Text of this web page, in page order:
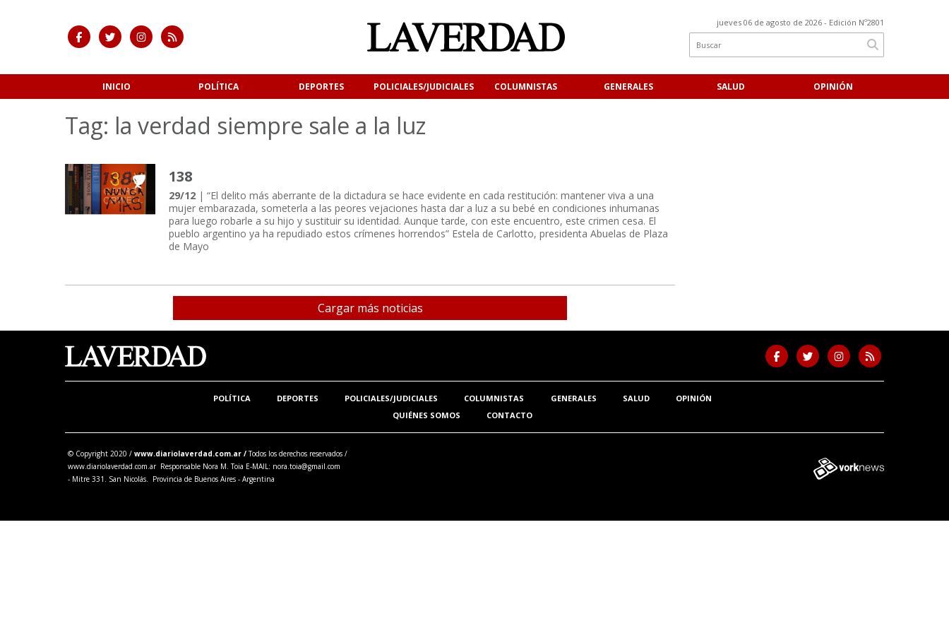
jueves 06 de agosto de 2026 - Edición Nº2801
INICIO POLÍTICA DEPORTES POLICIALES/JUDICIALES COLUMNISTAS GENERALES SALUD OPINIÓN
Tag: la verdad siempre sale a la luz
138
29/12 | “El delito más aberrante de la dictadura se hace evidente en cada restitución: mantener viva a una
mujer embarazada, someterla a las peores vejaciones hasta dar a luz a su bebé en condiciones inhumanas
para luego robarle a su hijo y sustituir su identidad. Aunque tarde, con este encuentro, este crimen cesa. El
pueblo argentino ya ha repudiado estos crímenes horrendos” Estela de Carlotto, presidenta Abuelas de Plaza
de Mayo
Cargar más noticias
POLÍTICA DEPORTES POLICIALES/JUDICIALES COLUMNISTAS GENERALES SALUD
OPINIÓN
QUIÉNES SOMOS
CONTACTO
© Copyright 2020 / www.diariolaverdad.com.ar /Todos los derechos reservados /
www.diariolaverdad.com.ar Responsable Nora M. Toia E-MAIL: nora.toia@gmail.com
- Mitre 331. San Nicolás. Provincia de Buenos Aires - Argentina